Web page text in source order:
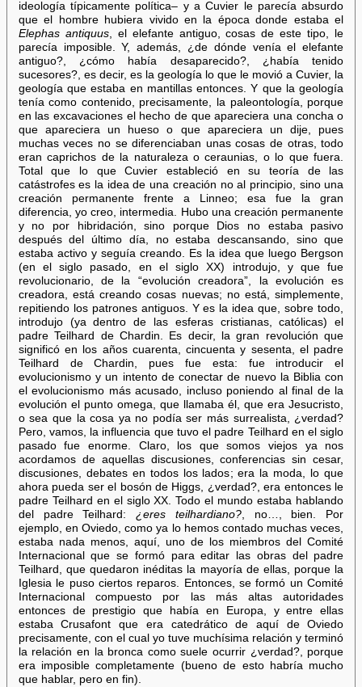
ideología típicamente política– y a Cuvier le parecía absurdo
que el hombre hubiera vivido en la época donde estaba el
Elephas antiquus, el elefante antiguo, cosas de este tipo, le
parecía imposible. Y, además, ¿de dónde venía el elefante
antiguo?, ¿cómo había desaparecido?, ¿había tenido
sucesores?, es decir, es la geología lo que le movió a Cuvier, la
geología que estaba en mantillas entonces. Y que la geología
tenía como contenido, precisamente, la paleontología, porque
en las excavaciones el hecho de que apareciera una concha o
que apareciera un hueso o que apareciera un dije, pues
muchas veces no se diferenciaban unas cosas de otras, todo
eran caprichos de la naturaleza o ceraunias, o lo que fuera.
Total que lo que Cuvier estableció en su teoría de las
catástrofes es la idea de una creación no al principio, sino una
creación permanente frente a Linneo; esa fue la gran
diferencia, yo creo, intermedia. Hubo una creación permanente
y no por hibridación, sino porque Dios no estaba pasivo
después del último día, no estaba descansando, sino que
estaba activo y seguía creando. Es la idea que luego Bergson
(en el siglo pasado, en el siglo XX) introdujo, y que fue
revolucionario, de la “evolución creadora”, la evolución es
creadora, está creando cosas nuevas; no está, simplemente,
repitiendo los patrones antiguos. Y es la idea que, sobre todo,
introdujo (ya dentro de las esferas cristianas, católicas) el
padre Teilhard de Chardin. Es decir, la gran revolución que
significó en los años cuarenta, cincuenta y sesenta, el padre
Teilhard de Chardin, pues fue esta: fue introducir el
evolucionismo y un intento de conectar de nuevo la Biblia con
el evolucionismo más acusado, incluso poniendo al final de la
evolución el punto omega, que llamaba él, que era Jesucristo,
o sea que la cosa ya no podía ser más surrealista, ¿verdad?
Pero, vamos, la influencia que tuvo el padre Teilhard en el siglo
pasado fue enorme. Claro, los que somos viejos ya nos
acordamos de aquellas discusiones, conferencias sin cesar,
discusiones, debates en todos los lados; era la moda, lo que
ahora pueda ser el bosón de Higgs, ¿verdad?, era entonces le
padre Teilhard en el siglo XX. Todo el mundo estaba hablando
del padre Teilhard:¿eres teilhardiano?, no…, bien. Por
ejemplo, en Oviedo, como ya lo hemos contado muchas veces,
estaba nada menos, aquí, uno de los miembros del Comité
Internacional que se formó para editar las obras del padre
Teilhard, que quedaron inéditas la mayoría de ellas, porque la
Iglesia le puso ciertos reparos. Entonces, se formó un Comité
Internacional compuesto por las más altas autoridades
entonces de prestigio que había en Europa, y entre ellas
estaba Crusafont que era catedrático de aquí de Oviedo
precisamente, con el cual yo tuve muchísima relación y terminó
la relación en la bronca como suele ocurrir ¿verdad?, porque
era imposible completamente (bueno de esto habría mucho
que hablar, pero en fin).